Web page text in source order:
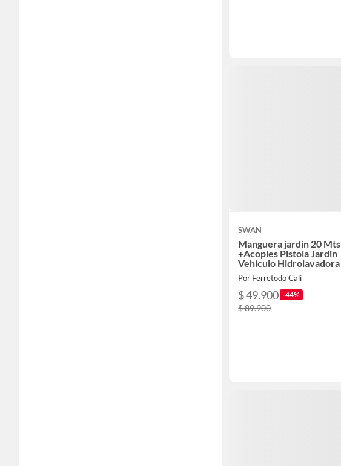
SWAN
Manguera jardin 20 Mts
+Acoples Pistola Jardin
Vehiculo Hidrolavadora
Por Ferretodo Cali
$ 49.900 -44%
$ 89.900